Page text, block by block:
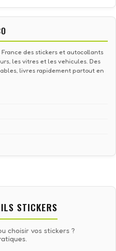
des stickers et autocollants
les vitres et les vehicules. Des
livres rapidement partout en
STICKERS
choisir vos stickers ?